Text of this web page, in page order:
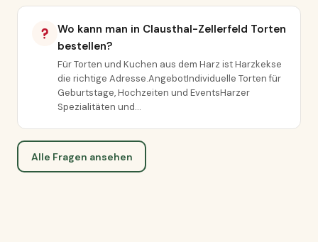
Wo kann man in Clausthal-Zellerfeld Torten
bestellen?
Für Torten und Kuchen aus dem Harz ist Harzkekse
die richtige Adresse.AngebotIndividuelle Torten für
Geburtstage, Hochzeiten und EventsHarzer
Spezialitäten und…
Alle Fragen ansehen